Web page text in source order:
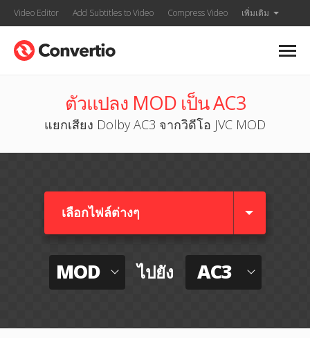
Video Editor Add Subtitles to Video Compress Video เพิ่มเติม
ตัวแปลง MOD เป็น AC3
แยกเสียง Dolby AC3 จากวิดีโอ JVC MOD
เลือกไฟล์ต่างๆ​
MOD ไปยัง AC3